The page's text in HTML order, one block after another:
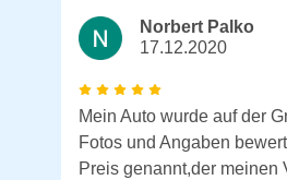
Norbert Palko
17.12.2020
Mein Auto wurde auf der
Fotos und Angaben
Preis genannt,der meinen